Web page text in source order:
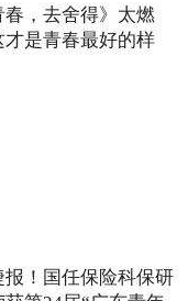
春，去舍得》太燃
才是青春最好的样
报！国任保险科保研